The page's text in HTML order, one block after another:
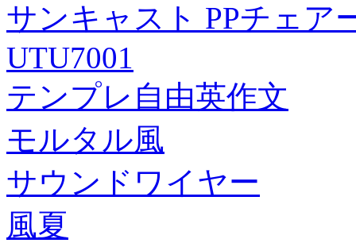
サンキャスト PPチェア
UTU7001
テンプレ自由英作文
モルタル風
サウンドワイヤー
風夏